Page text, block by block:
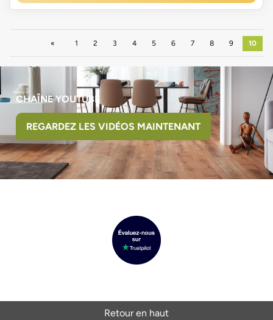
Précédent
1 2 3 4 5 6 7 8 9 10
CHAÎNE YOUTUBE
REGARDEZ LES VIDÉOS MAINTENANT
Retour en haut